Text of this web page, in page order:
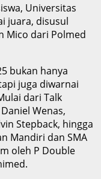
Universitas
juara, disusul
Mico dari Polmed
bukan hanya
juga diwarnai
dari Talk
Wenas,
Stepback, hingga
Mandiri dan SMA
oleh P Double